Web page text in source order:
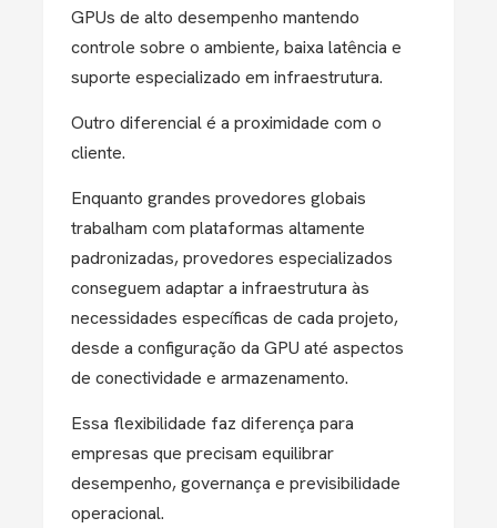
GPUs de alto desempenho mantendo
controle sobre o ambiente, baixa latência e
suporte especializado em infraestrutura.
Outro diferencial é a proximidade com o
cliente.
Enquanto grandes provedores globais
trabalham com plataformas altamente
padronizadas, provedores especializados
conseguem adaptar a infraestrutura às
necessidades específicas de cada projeto,
desde a configuração da GPU até aspectos
de conectividade e armazenamento.
Essa flexibilidade faz diferença para
empresas que precisam equilibrar
desempenho, governança e previsibilidade
operacional.